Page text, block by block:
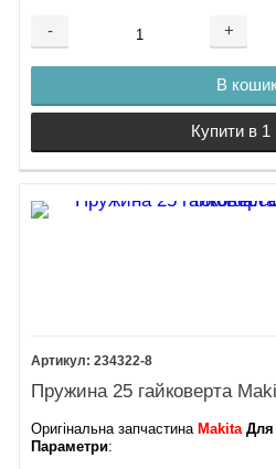
- +
В
Купити в 1
234322-8
Пружина 25 гайковерта
Оригінальна запчастина Makita Для
Параметри: